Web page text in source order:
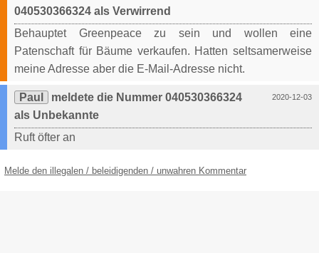
040530366324 als Verwirrend
Behauptet Greenpeace zu sein und wollen eine
Patenschaft für Bäume verkaufen. Hatten seltsamerweise
meine Adresse aber die E-Mail-Adresse nicht.
2020-12-03
Paul
meldete die Nummer 040530366324
als Unbekannte
Ruft öfter an
Melde den illegalen / beleidigenden / unwahren Kommentar